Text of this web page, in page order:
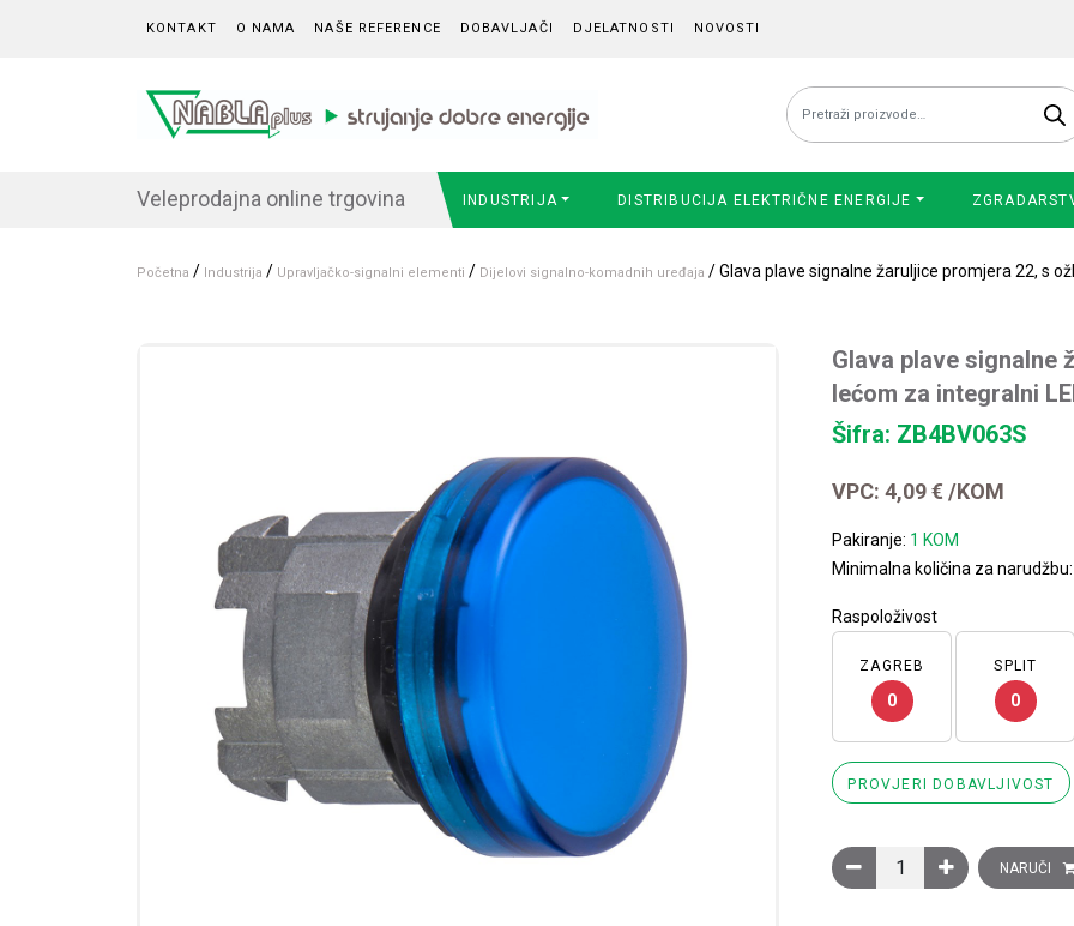
KONTAKT O NAMA NAŠE REFERENCE DOBAVLJAČI DJELATNOSTI NOVOSTI
Pretraži:
Veleprodajna online trgovina INDUSTRIJA DISTRIBUCIJA ELEKTRIČNE ENERGIJE
Početna / Industrija / Upravljačko-signalni elementi / Dijelovi signalno-komadnih uređaja / Glava plave signalne žaruljice promjera 22, s
Glava plave signalne
lećom za integralni
Šifra: ZB4BV063S
VPC:4,09€ /KOM
Pakiranje: 1 KOM
Minimalna količina za narudžbu:
Raspoloživost
ZAGREB
0
SPLIT
0
PROVJERI DOBAVLJIVOST
Glava plave signalne
NARUČI